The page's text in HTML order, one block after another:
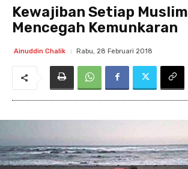
Kewajiban Setiap Muslim
Mencegah Kemunkaran
Ainuddin Chalik Rabu, 28 Februari 2018